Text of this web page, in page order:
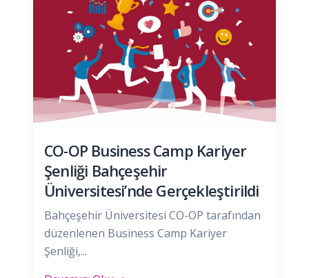
CO-OP Business Camp Kariyer
Şenliği Bahçeşehir
Üniversitesi’nde Gerçekleştirildi
Bahçeşehir Üniversitesi CO-OP tarafından
düzenlenen Business Camp Kariyer
Şenliği,...